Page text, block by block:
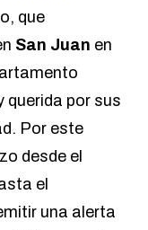
que
San Juan en
querida por sus
Por este
desde el
el
una alerta